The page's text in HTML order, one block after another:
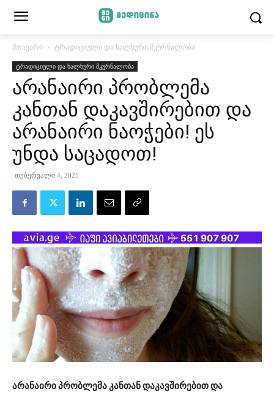
მთავარი ტრადიციული და ხალხური მკურნალობა
ტრადიციული და ხალხური მკურნალობა
არანაირი პრობლემა
კანთან დაკავშირებით და
არანაირი ნაოჭები! ეს
უნდა საცადოთ!
თებერვალი 4, 2025
არანაირი პრობლემა კანთან დაკავშირებით და